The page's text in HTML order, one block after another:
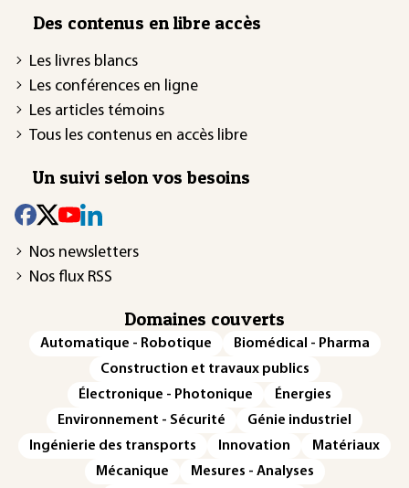
Des contenus en libre accès
Les livres blancs
Les conférences en ligne
Les articles témoins
Tous les contenus en accès libre
Un suivi selon vos besoins
Nos newsletters
Nos flux RSS
Domaines couverts
Automatique - Robotique
Biomédical - Pharma
Construction et travaux publics
Électronique - Photonique
Énergies
Environnement - Sécurité
Génie industriel
Ingénierie des transports
Innovation
Matériaux
Mécanique
Mesures - Analyses